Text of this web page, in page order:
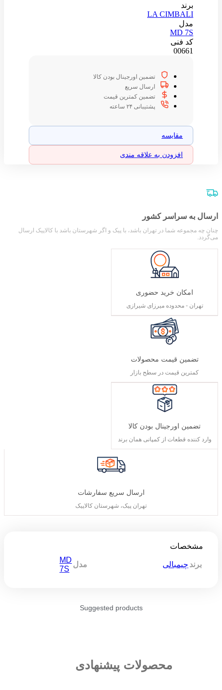
برند
LA CIMBALI
مدل
MD 7S
کد فنی
00661
تضمین اورجینال بودن کالا
ارسال سریع
تضمین کمترین قیمت
پشتیبانی ۲۴ ساعته
مقایسه
افزودن به علاقه مندی
ارسال به سراسر کشور
چنان چه مجموعه شما در تهران باشد، با پیک و اگر شهرستان باشد با کالاپیک ارسال
می‌گردد.
امکان خرید حضوری
تهران - محدوده میرزای شیرازی
تضمین قیمت محصولات
کمترین قیمت در سطح بازار
تضمین اورجینال بودن کالا
وارد کننده قطعات از کمپانی همان برند
ارسال سریع سفارشات
تهران پیک، شهرستان کالاپیک
مشخصات
برند چیمبالی مدل
MD
7S
Suggested products
محصولات پیشنهادی